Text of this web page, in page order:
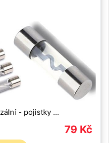
- pojistky …
79 Kč